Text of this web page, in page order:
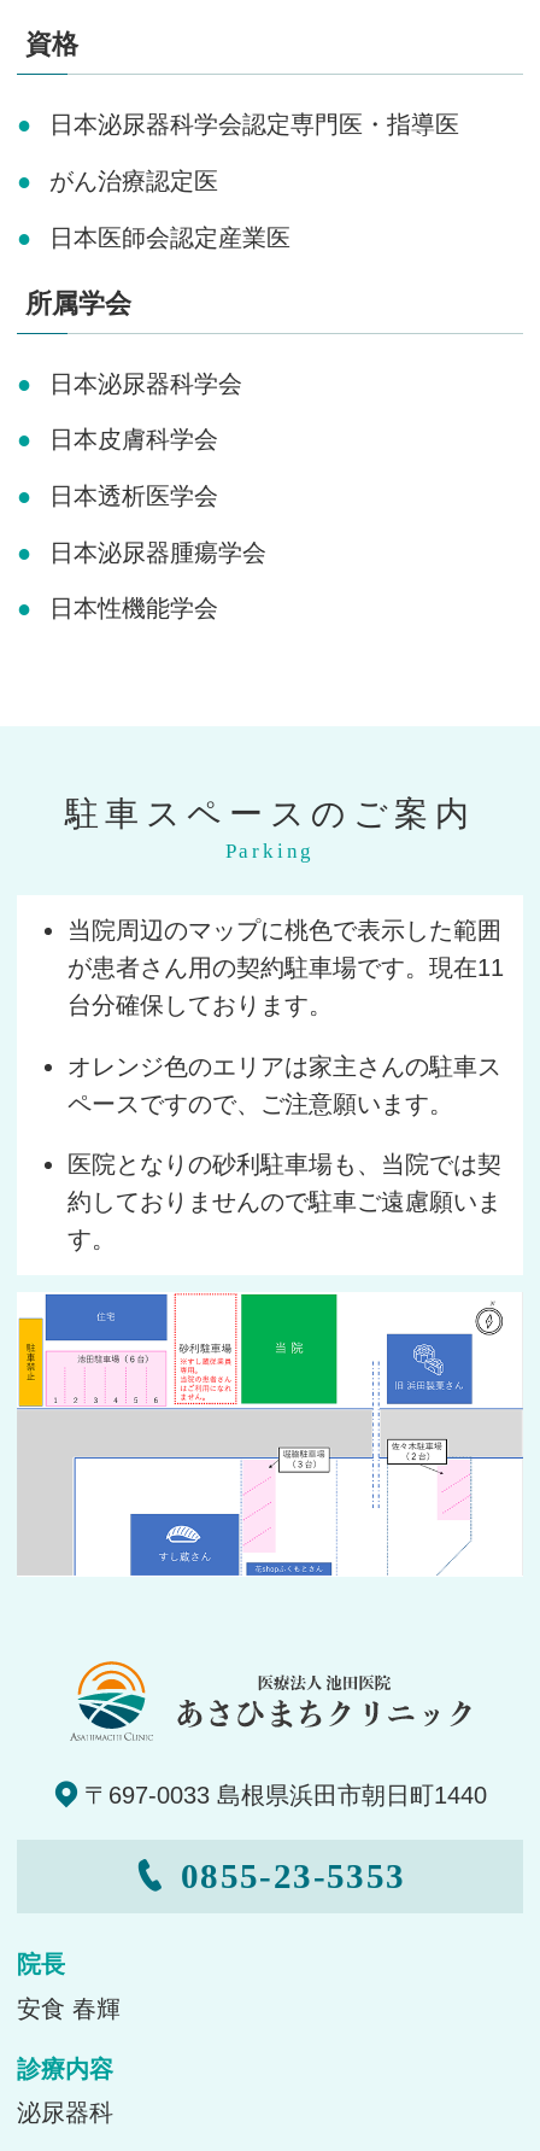
資格
日本泌尿器科学会認定専門医・指導医
がん治療認定医
日本医師会認定産業医
所属学会
日本泌尿器科学会
日本皮膚科学会
日本透析医学会
日本泌尿器腫瘍学会
日本性機能学会
駐車スペースのご案内
Parking
当院周辺のマップに桃色で表示した範囲
が患者さん用の契約駐車場です。現在11
台分確保しております。
オレンジ色のエリアは家主さんの駐車ス
ペースですので、ご注意願います。
医院となりの砂利駐車場も、当院では契
約しておりませんので駐車ご遠慮願いま
す。
〒697-0033 島根県浜田市朝日町1440
0855-23-5353
院長
安食 春輝
診療内容
泌尿器科